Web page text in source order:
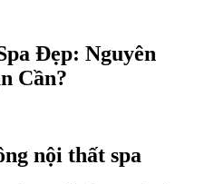
Đẹp: Nguyên
Cần?
nội thất spa